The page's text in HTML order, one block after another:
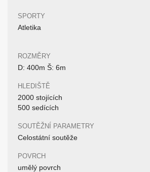
SPORTY
Atletika
ROZMĚRY
D: 400m Š: 6m
HLEDIŠTĚ
2000 stojících
500 sedících
SOUTĚŽNÍ PARAMETRY
Celostátní soutěže
POVRCH
umělý povrch